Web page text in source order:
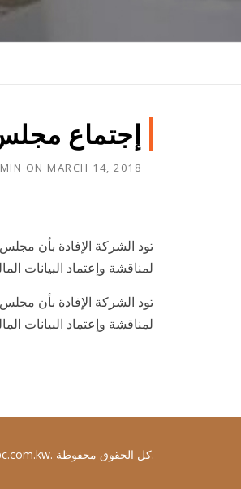
إجتماع مجلس
ON MARCH 14, 2018
لمناقشة وإعتماد البيانات المالية
لمناقشة وإعتماد البيانات المالية
حقوق التأليف والنشر © 2019 kcpc.com.kw. كل الحقوق محفوظة.